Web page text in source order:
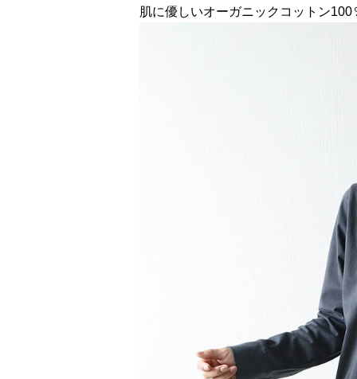
肌に優しいオーガニックコットン100